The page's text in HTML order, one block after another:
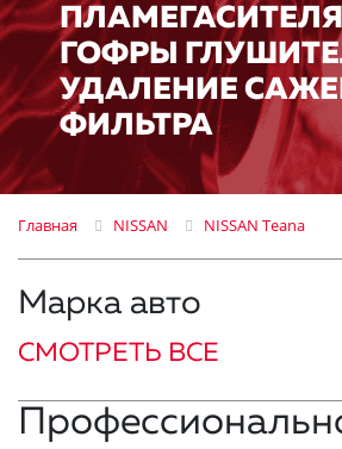
ГОФРЫ
УДАЛЕНИЕ
ФИЛЬТРА
Главная NISSAN NISSAN Teana
Марка авто
СМОТРЕТЬ ВСЕ